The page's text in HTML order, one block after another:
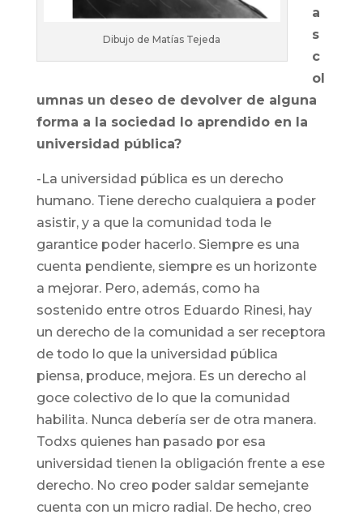
Dibujo de Matías Tejeda
a
s
c
ol
umnas un deseo de devolver de alguna
forma a la sociedad lo aprendido en la
universidad pública?
-La universidad pública es un derecho
humano. Tiene derecho cualquiera a poder
asistir, y a que la comunidad toda le
garantice poder hacerlo. Siempre es una
cuenta pendiente, siempre es un horizonte
a mejorar. Pero, además, como ha
sostenido entre otros Eduardo Rinesi, hay
un derecho de la comunidad a ser receptora
de todo lo que la universidad pública
piensa, produce, mejora. Es un derecho al
goce colectivo de lo que la comunidad
habilita. Nunca debería ser de otra manera.
Todxs quienes han pasado por esa
universidad tienen la obligación frente a ese
derecho. No creo poder saldar semejante
cuenta con un micro radial. De hecho, creo